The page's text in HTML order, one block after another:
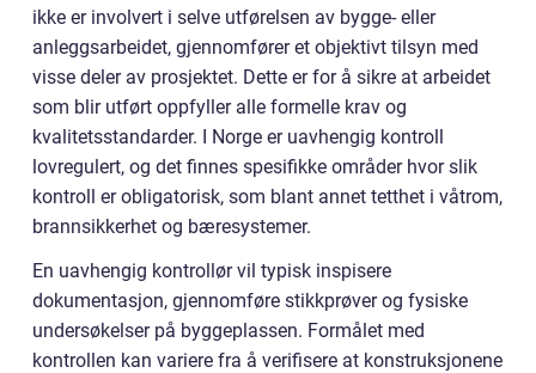
ikke er involvert i selve utførelsen av bygge- eller
anleggsarbeidet, gjennomfører et objektivt tilsyn med
visse deler av prosjektet. Dette er for å sikre at arbeidet
som blir utført oppfyller alle formelle krav og
kvalitetsstandarder. I Norge er uavhengig kontroll
lovregulert, og det finnes spesifikke områder hvor slik
kontroll er obligatorisk, som blant annet tetthet i våtrom,
brannsikkerhet og bæresystemer.
En uavhengig kontrollør vil typisk inspisere
dokumentasjon, gjennomføre stikkprøver og fysiske
undersøkelser på byggeplassen. Formålet med
kontrollen kan variere fra å verifisere at konstruksjonene